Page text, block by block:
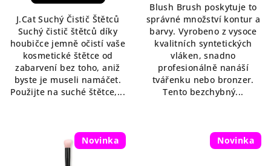
J.Cat Suchý Čistič Štětců
Suchý čistič štětců díky
houbičce jemně očistí vaše
kosmetické štětce od
zabarvení bez toho, aniž
byste je museli namáčet.
Použijte na suché štětce,...
z
5
hvězdiček.
Blush Brush poskytuje to
správné množství kontur a
barvy. Vyrobeno z vysoce
kvalitních syntetických
vláken, snadno
profesionálně nanáší
tvářenku nebo bronzer.
Tento bezchybný...
Novinka Novinka